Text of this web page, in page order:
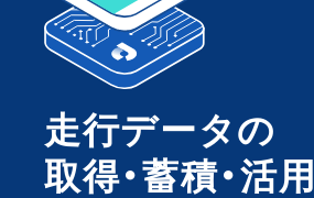
走行データの
取得・蓄積・活用